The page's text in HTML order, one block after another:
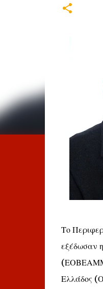
Το
εξέδωσαν
(ΕΟΒΕΑΜΜ)
Ελλάδος